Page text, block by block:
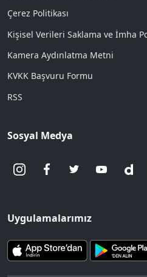
Çerez Politikası
Kişisel Verileri Saklama ve İmha
Kamera Aydınlatma Metni
KVKK Başvuru Formu
RSS
Sosyal Medya
Uygulamalarımız